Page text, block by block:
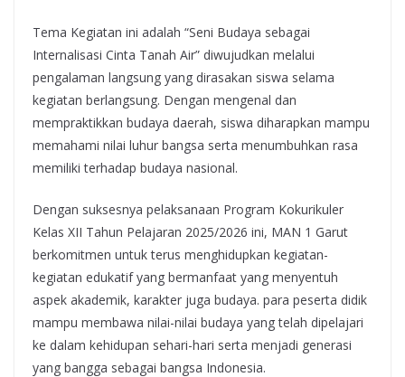
Tema Kegiatan ini adalah “Seni Budaya sebagai
Internalisasi Cinta Tanah Air” diwujudkan melalui
pengalaman langsung yang dirasakan siswa selama
kegiatan berlangsung. Dengan mengenal dan
mempraktikkan budaya daerah, siswa diharapkan mampu
memahami nilai luhur bangsa serta menumbuhkan rasa
memiliki terhadap budaya nasional.
Dengan suksesnya pelaksanaan Program Kokurikuler
Kelas XII Tahun Pelajaran 2025/2026 ini, MAN 1 Garut
berkomitmen untuk terus menghidupkan kegiatan-
kegiatan edukatif yang bermanfaat yang menyentuh
aspek akademik, karakter juga budaya. para peserta didik
mampu membawa nilai-nilai budaya yang telah dipelajari
ke dalam kehidupan sehari-hari serta menjadi generasi
yang bangga sebagai bangsa Indonesia.